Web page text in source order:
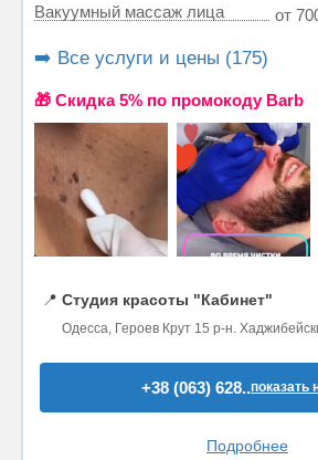
Вакуумный массаж лица
от
➡️ Все услуги и цены (175)
🎁 Cкидка 5% по промокоду Barb
📍 Студия красоты "Кабинет"
Одесса, Героев Крут 15 р-н.
+38 (063) 628..показать
Подробнее